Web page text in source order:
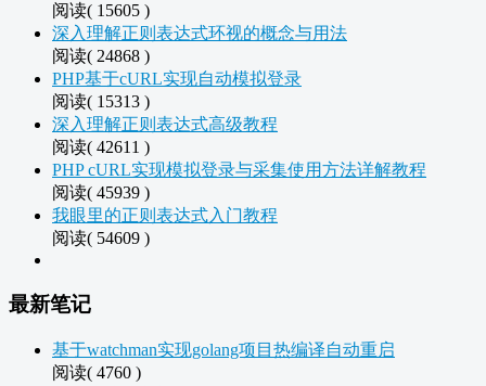
阅读( 15605 )
深入理解正则表达式环视的概念与用法
阅读( 24868 )
PHP基于cURL实现自动模拟登录
阅读( 15313 )
深入理解正则表达式高级教程
阅读( 42611 )
PHP cURL实现模拟登录与采集使用方法详解教程
阅读( 45939 )
我眼里的正则表达式入门教程
阅读( 54609 )
最新笔记
基于watchman实现golang项目热编译自动重启
阅读( 4760 )